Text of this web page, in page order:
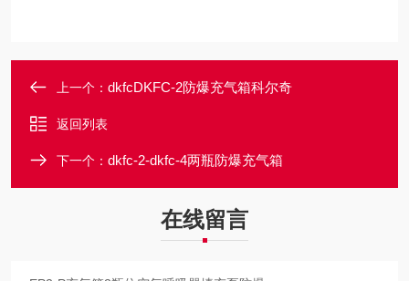
上一个： dkfcDKFC-2防爆充气箱科尔奇
返回列表
下一个： dkfc-2-dkfc-4两瓶防爆充气箱
在线留言